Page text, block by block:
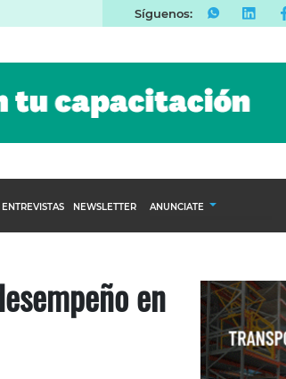
Síguenos:
ENTREVISTAS NEWSLETTER ANUNCIATE
Email Marketing
Branded Content
Publicidad Revista
en